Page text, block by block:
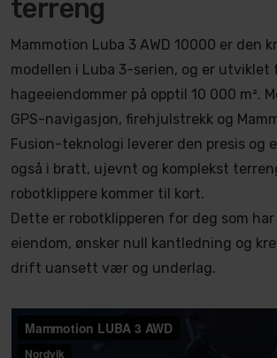
terreng
Mammotion Luba 3 AWD 10000 er den
modellen i Luba 3-serien, og er utviklet
hageeiendommer på opptil 10 000 m².
GPS-navigasjon, firehjulstrekk og
Fusion-teknologi leverer den presis og
også i bratt, ujevnt og komplekst
robotklippere kommer til kort.
Dette er robotklipperen for deg som
eiendom, ønsker null kantledning og
drift uansett vær og underlag.